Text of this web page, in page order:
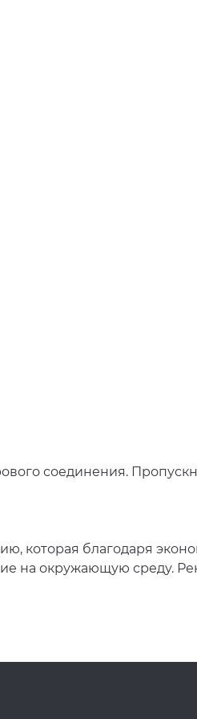
соединения.
которая благодаря
на окружающую среду.